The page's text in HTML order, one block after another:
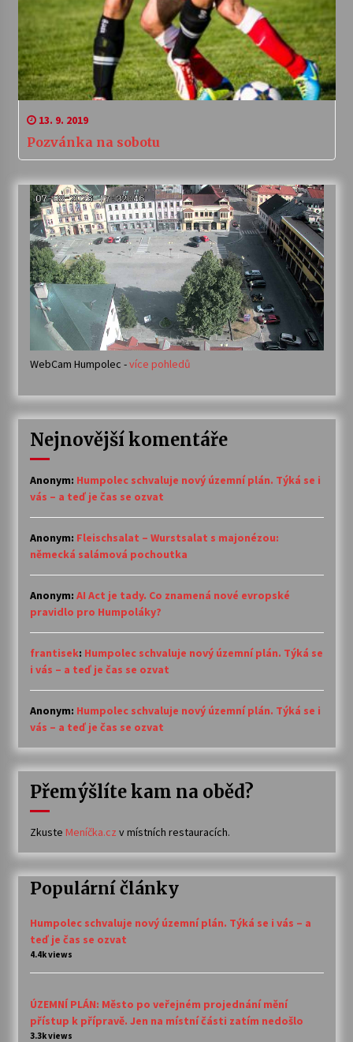
13. 9. 2019
Pozvánka na sobotu
WebCam Humpolec -více pohledů
Nejnovější komentáře
Anonym: Humpolec schvaluje nový územní plán. Týká se i
vás – a teď je čas se ozvat
Anonym: Fleischsalat – Wurstsalat s majonézou:
německá salámová pochoutka
Anonym: AI Act je tady. Co znamená nové evropské
pravidlo pro Humpoláky?
frantisek: Humpolec schvaluje nový územní plán. Týká se
i vás – a teď je čas se ozvat
Anonym: Humpolec schvaluje nový územní plán. Týká se i
vás – a teď je čas se ozvat
Přemýšlíte kam na oběd?
Zkuste Meníčka.cz v místních restauracích.
Populární články
Humpolec schvaluje nový územní plán. Týká se i vás – a
teď je čas se ozvat
4.4k views
ÚZEMNÍ PLÁN: Město po veřejném projednání mění
přístup k přípravě. Jen na místní části zatím nedošlo
3.3k views